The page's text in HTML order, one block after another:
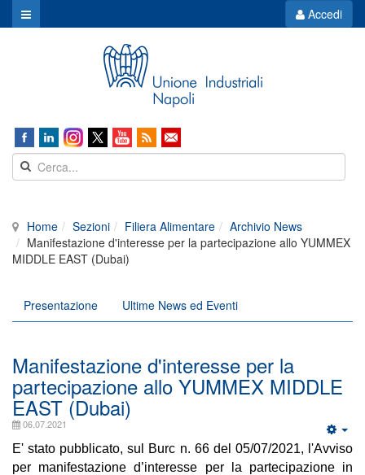
Accedi
Home Sezioni Filiera Alimentare
Archivio News
Manifestazione d'interesse per la partecipazione allo YUMMEX
MIDDLE EAST (Dubai)
Presentazione Ultime News ed Eventi
Manifestazione d'interesse per la
partecipazione allo YUMMEX MIDDLE
EAST (Dubai)
06.07.2021
E' stato pubblicato, sul Burc n. 66 del 05/07/2021, l'Avviso
per manifestazione d’interesse per la partecipazione in